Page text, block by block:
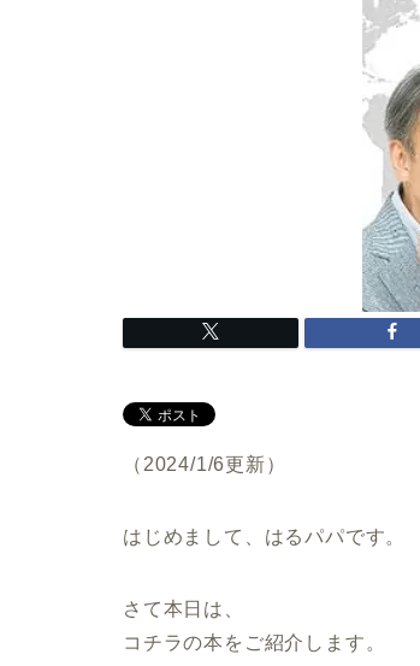
（2024/1/6更新）
はじめまして、はるパパです。
さて本日は、
コチラの本をご紹介します。